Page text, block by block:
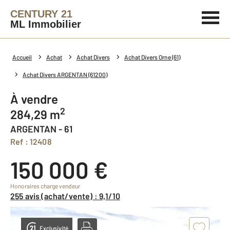
CENTURY 21
ML Immobilier
Accueil Achat Achat Divers Achat Divers Orne (61)
Achat Divers ARGENTAN (61200)
à vendre
284,29 m2
ARGENTAN - 61
Ref : 12408
150 000 €
Honoraires charge vendeur
255 avis (achat/vente) : 9,1/10
Exclusivité